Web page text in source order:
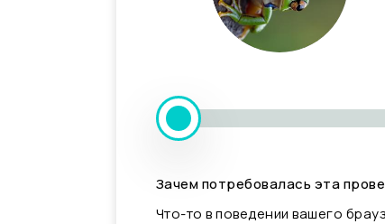
Зачем потребовалась эта
Что-то в поведении вашего